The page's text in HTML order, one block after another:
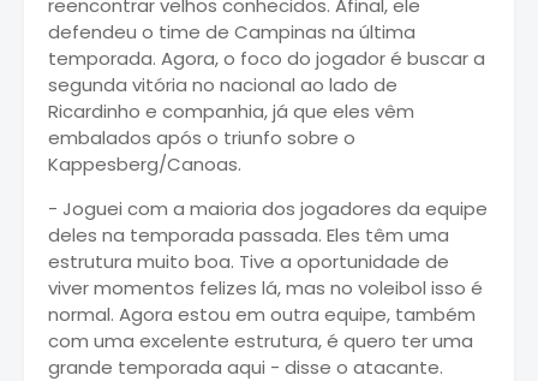
reencontrar velhos conhecidos. Afinal, ele
defendeu o time de Campinas na última
temporada. Agora, o foco do jogador é buscar a
segunda vitória no nacional ao lado de
Ricardinho e companhia, já que eles vêm
embalados após o triunfo sobre o
Kappesberg/Canoas.
- Joguei com a maioria dos jogadores da equipe
deles na temporada passada. Eles têm uma
estrutura muito boa. Tive a oportunidade de
viver momentos felizes lá, mas no voleibol isso é
normal. Agora estou em outra equipe, também
com uma excelente estrutura, é quero ter uma
grande temporada aqui - disse o atacante.